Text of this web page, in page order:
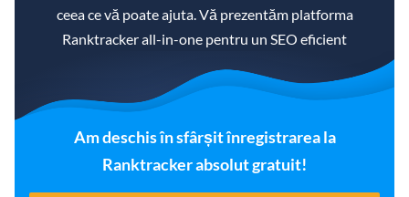
ceea ce vă poate ajuta. Vă prezentăm platforma
Ranktracker all-in-one pentru un SEO eficient
Am deschis în sfârșit înregistrarea la
Ranktracker absolut gratuit!